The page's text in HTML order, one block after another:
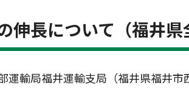
長について（福井県
運輸局福井運輸支局（福井県福井